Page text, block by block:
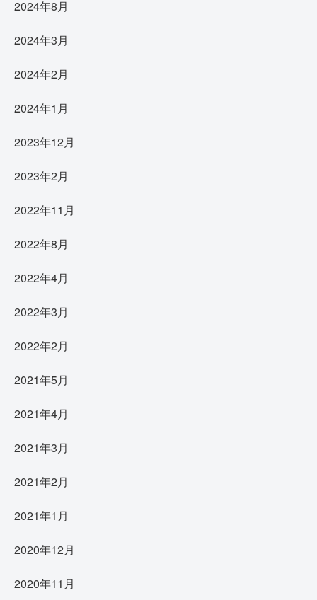
2024年8月
2024年3月
2024年2月
2024年1月
2023年12月
2023年2月
2022年11月
2022年8月
2022年4月
2022年3月
2022年2月
2021年5月
2021年4月
2021年3月
2021年2月
2021年1月
2020年12月
2020年11月